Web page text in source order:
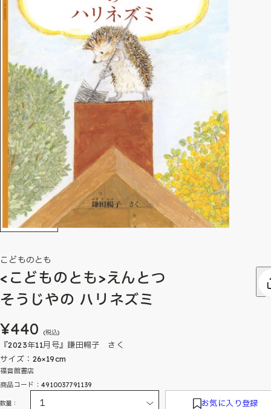
こどものとも
<こどものとも>えんとつ
そうじやの ハリネズミ
¥440 (税込)
『2023年11月号』鎌田暢子 さく
サイズ：26×19cm
福音館書店
商品コード：4910037791139
数量： お気に入り登録